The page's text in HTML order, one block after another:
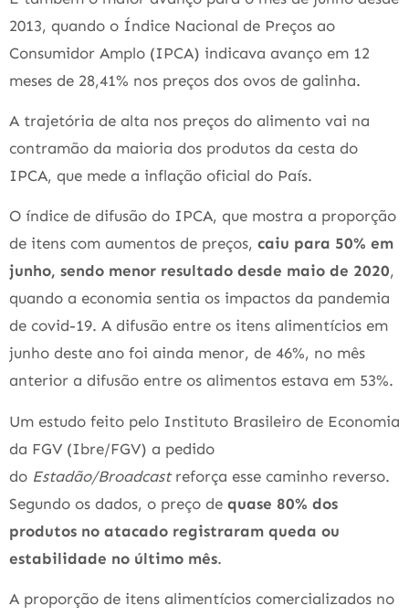
2013, quando o Índice Nacional de Preços ao
Consumidor Amplo (IPCA) indicava avanço em 12
meses de 28,41% nos preços dos ovos de galinha.
A trajetória de alta nos preços do alimento vai na
contramão da maioria dos produtos da cesta do
IPCA, que mede a inflação oficial do País.
O índice de difusão do IPCA, que mostra a proporção
de itens com aumentos de preços, caiu para 50% em
junho, sendo menor resultado desde maio de 2020,
quando a economia sentia os impactos da pandemia
de covid-19. A difusão entre os itens alimentícios em
junho deste ano foi ainda menor, de 46%, no mês
anterior a difusão entre os alimentos estava em 53%.
Um estudo feito pelo Instituto Brasileiro de Economia
da FGV (Ibre/FGV) a pedido
do Estadão/Broadcast reforça esse caminho reverso.
Segundo os dados, o preço de quase 80% dos
produtos no atacado registraram queda ou
estabilidade no último mês.
A proporção de itens alimentícios comercializados no